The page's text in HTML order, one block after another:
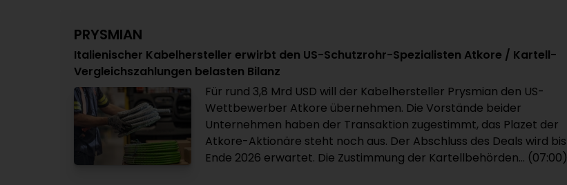
PRYSMIAN
Italienischer Kabelhersteller erwirbt den US-Schutzrohr-Spezialisten Atkore / Kartell-
Vergleichszahlungen belasten Bilanz
Für rund 3,8 Mrd USD will der Kabelhersteller Prysmian den US-
Wettbewerber Atkore übernehmen. Die Vorstände beider
Unternehmen haben der Transaktion zugestimmt, das Plazet der
Atkore-Aktionäre steht noch aus. Der Abschluss des Deals wird bis
Ende 2026 erwartet. Die Zustimmung der Kartellbehörden... (07:00)